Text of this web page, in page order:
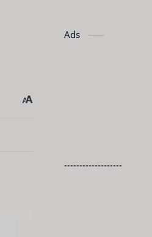
Ads
-------------------